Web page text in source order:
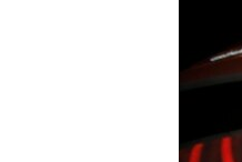
УКРАЇНСЬКА ПРОБЛЕМА КРИМУ